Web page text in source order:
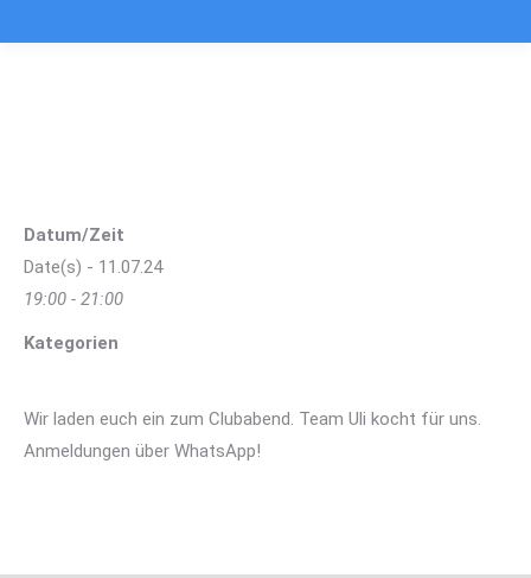
Datum/Zeit
Date(s) - 11.07.24
19:00 - 21:00
Kategorien
Wir laden euch ein zum Clubabend. Team Uli kocht für uns.
Anmeldungen über WhatsApp!